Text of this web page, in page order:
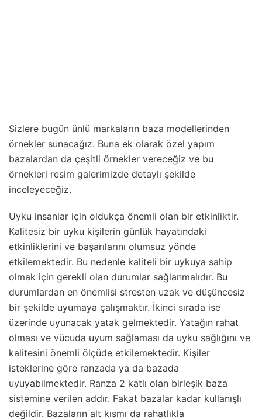
Sizlere bugün ünlü markaların baza modellerinden
örnekler sunacağız. Buna ek olarak özel yapım
bazalardan da çeşitli örnekler vereceğiz ve bu
örnekleri resim galerimizde detaylı şekilde
inceleyeceğiz.
Uyku insanlar için oldukça önemli olan bir etkinliktir.
Kalitesiz bir uyku kişilerin günlük hayatındaki
etkinliklerini ve başarılarını olumsuz yönde
etkilemektedir. Bu nedenle kaliteli bir uykuya sahip
olmak için gerekli olan durumlar sağlanmalıdır. Bu
durumlardan en önemlisi stresten uzak ve düşüncesiz
bir şekilde uyumaya çalışmaktır. İkinci sırada ise
üzerinde uyunacak yatak gelmektedir. Yatağın rahat
olması ve vücuda uyum sağlaması da uyku sağlığını ve
kalitesini önemli ölçüde etkilemektedir. Kişiler
isteklerine göre ranzada ya da bazada
uyuyabilmektedir. Ranza 2 katlı olan birleşik baza
sistemine verilen addır. Fakat bazalar kadar kullanışlı
değildir. Bazaların alt kısmı da rahatlıkla